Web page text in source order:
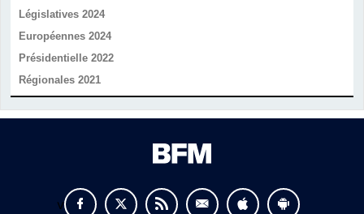
Législatives 2024
Européennes 2024
Présidentielle 2022
Régionales 2021
v